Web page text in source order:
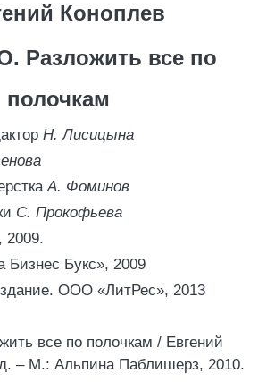
Коноплев
Разложить все по
полочкам
Н. Лисицына
А. Фоминов
С. Прокофьева
2009.
Букс», 2009
ООО «ЛитРес», 2013
все по полочкам / Евгений
– М.: Альпина Паблишерз, 2010.